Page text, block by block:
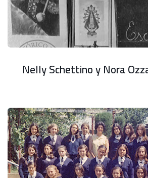
Nelly Schettino y Nora